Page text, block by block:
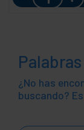
¿No has
buscando?